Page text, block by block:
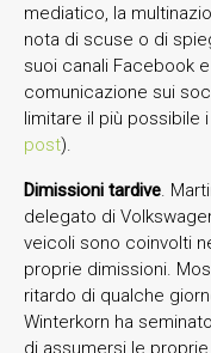
mediatico, la
nota di scuse o di
suoi canali Facebook
comunicazione sui
limitare il più possibile
post).
Dimissioni tardive.
delegato di
veicoli sono coinvolti
proprie dimissioni.
ritardo di qualche
Winterkorn ha
di assumersi le